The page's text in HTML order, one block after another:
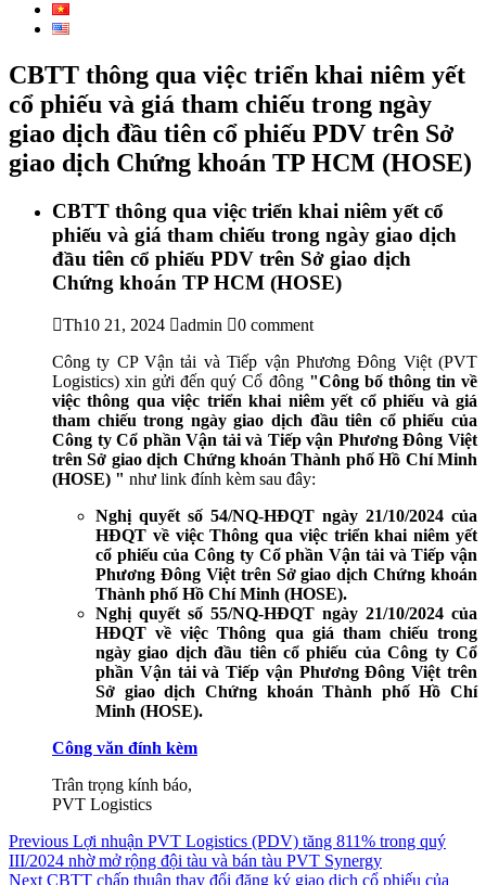
CBTT thông qua việc triển khai niêm yết
cổ phiếu và giá tham chiếu trong ngày
giao dịch đầu tiên cổ phiếu PDV trên Sở
giao dịch Chứng khoán TP HCM (HOSE)
CBTT thông qua việc triển khai niêm yết cổ
phiếu và giá tham chiếu trong ngày giao dịch
đầu tiên cổ phiếu PDV trên Sở giao dịch
Chứng khoán TP HCM (HOSE)
Th10 21, 2024 admin
0 comment
Công ty CP Vận tải và Tiếp vận Phương Đông Việt (PVT
Logistics) xin gửi đến quý Cổ đông "Công bố thông tin về
việc thông qua việc triển khai niêm yết cổ phiếu và giá
tham chiếu trong ngày giao dịch đầu tiên cổ phiếu của
Công ty Cổ phần Vận tải và Tiếp vận Phương Đông Việt
trên Sở giao dịch Chứng khoán Thành phố Hồ Chí Minh
(HOSE) " như link đính kèm sau đây:
Nghị quyết số 54/NQ-HĐQT ngày 21/10/2024 của
HĐQT về việc Thông qua việc triển khai niêm yết
cổ phiếu của Công ty Cổ phần Vận tải và Tiếp vận
Phương Đông Việt trên Sở giao dịch Chứng khoán
Thành phố Hồ Chí Minh (HOSE).
Nghị quyết số 55/NQ-HĐQT ngày 21/10/2024 của
HĐQT về việc Thông qua giá tham chiếu trong
ngày giao dịch đầu tiên cổ phiếu của Công ty Cổ
phần Vận tải và Tiếp vận Phương Đông Việt trên
Sở giao dịch Chứng khoán Thành phố Hồ Chí
Minh (HOSE).
Công văn đính kèm
Trân trọng kính báo,
PVT Logistics
Điều
hướng
Previous Previous
post:
Lợi nhuận PVT Logistics (PDV) tăng 811% trong quý
III/2024 nhờ mở rộng đội tàu và bán tàu PVT Synergy
Next Next
CBTT chấp thuận thay đổi đăng ký giao dịch cổ phiếu của